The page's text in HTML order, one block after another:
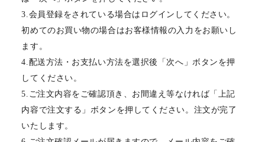
3.会員登録をされている場合はログインしてください。
初めてのお買い物の場合はお客様情報の入力をお願いし
ます。
4.配送方法・お支払い方法を選択後「次へ」ボタンを押
してください。
5.ご注文内容をご確認頂き、お間違え等なければ「上記
内容で注文する」ボタンを押してください。注文が完了
いたします。